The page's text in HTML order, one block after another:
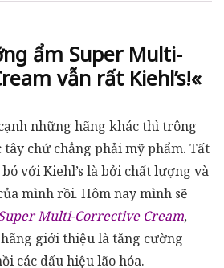
ẩm Super Multi-
vẫn rất Kiehl’s!«
những hãng khác thì trông
chứ chẳng phải mỹ phẩm. Tất
với Kiehl’s là bởi chất lượng và
mình rồi. Hôm nay mình sẽ
Multi-Corrective Cream,
giới thiệu là tăng cường
các dấu hiệu lão hóa.